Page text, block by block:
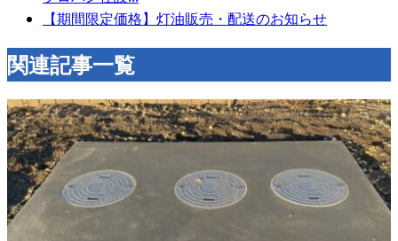
【期間限定価格】灯油販売・配送のお知らせ
関連記事一覧